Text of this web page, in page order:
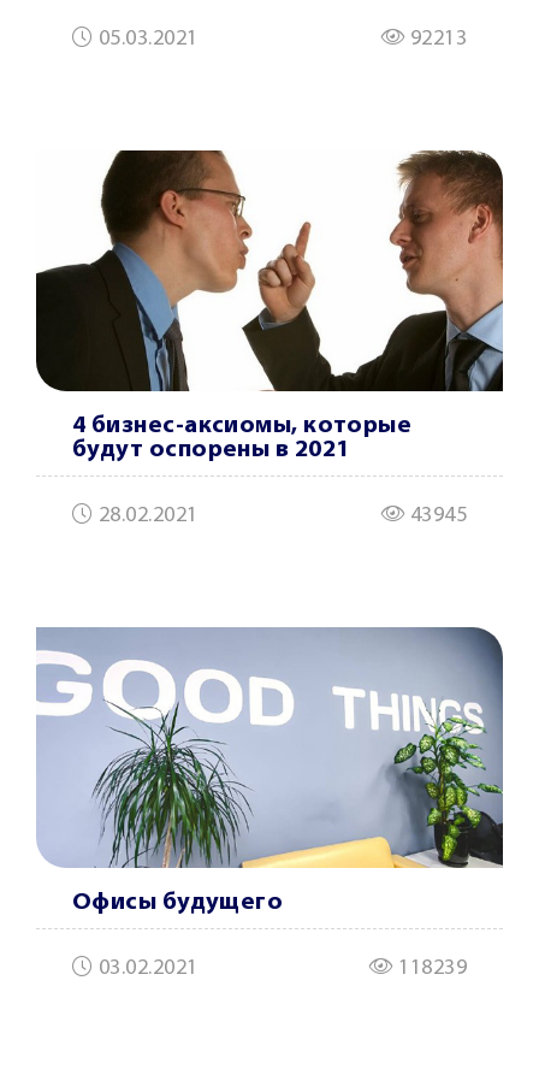
05.03.2021 92213
4 бизнес-аксиомы, которые
будут оспорены в 2021
28.02.2021 43945
Офисы будущего
03.02.2021 118239